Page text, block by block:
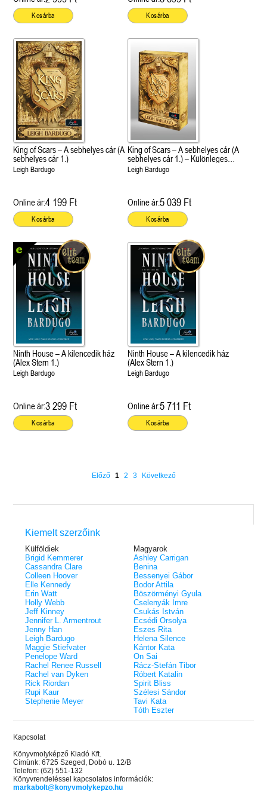
Kosárba Kosárba
King of Scars – A sebhelyes cár (A
sebhelyes cár 1.)
Leigh Bardugo
Online ár:4 199 Ft
Kosárba
King of Scars – A sebhelyes cár (A
sebhelyes cár 1.) – Különleges
éldekorált kiadás!
Leigh Bardugo
Online ár:5 039 Ft
Kosárba
Ninth House – A kilencedik ház
(Alex Stern 1.)
Leigh Bardugo
Online ár:3 299 Ft
Kosárba
Ninth House – A kilencedik ház
(Alex Stern 1.)
Leigh Bardugo
Online ár:5 711 Ft
Kosárba
Előző 1 2 3 Következő
Kiemelt szerzőink
Külföldiek
Brigid Kemmerer
Cassandra Clare
Colleen Hoover
Elle Kennedy
Erin Watt
Holly Webb
Jeff Kinney
Jennifer L. Armentrout
Jenny Han
Leigh Bardugo
Maggie Stiefvater
Penelope Ward
Rachel Renee Russell
Rachel van Dyken
Rick Riordan
Rupi Kaur
Stephenie Meyer
Magyarok
Ashley Carrigan
Benina
Bessenyei Gábor
Bodor Attila
Böszörményi Gyula
Cselenyák Imre
Csukás István
Ecsédi Orsolya
Eszes Rita
Helena Silence
Kántor Kata
On Sai
Rácz-Stefán Tibor
Róbert Katalin
Spirit Bliss
Szélesi Sándor
Tavi Kata
Tóth Eszter
Kapcsolat
Könyvmolyképző Kiadó Kft.
Címünk: 6725 Szeged, Dobó u. 12/B
Telefon: (62) 551-132
Könyvrendeléssel kapcsolatos információk:
markabolt@konyvmolykepzo.hu